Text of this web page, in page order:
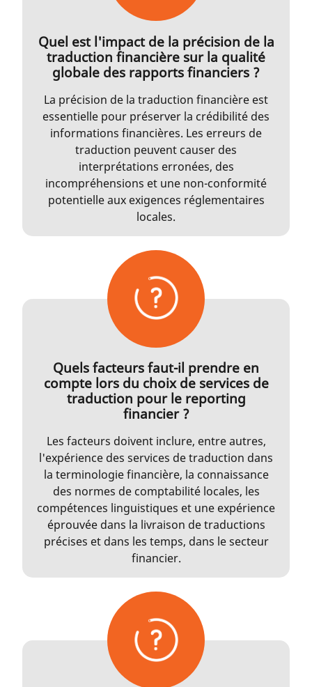
Quel est l'impact de la précision de la
traduction financière sur la qualité
globale des rapports financiers ?
La précision de la traduction financière est
essentielle pour préserver la crédibilité des
informations financières. Les erreurs de
traduction peuvent causer des
interprétations erronées, des
incompréhensions et une non-conformité
potentielle aux exigences réglementaires
locales.
Quels facteurs faut-il prendre en
compte lors du choix de services de
traduction pour le reporting
financier ?
Les facteurs doivent inclure, entre autres,
l'expérience des services de traduction dans
la terminologie financière, la connaissance
des normes de comptabilité locales, les
compétences linguistiques et une expérience
éprouvée dans la livraison de traductions
précises et dans les temps, dans le secteur
financier.